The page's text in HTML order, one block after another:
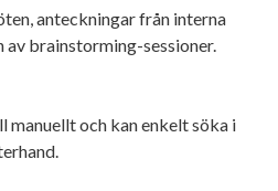
anteckningar från interna
brainstorming-sessioner.
och kan enkelt söka i